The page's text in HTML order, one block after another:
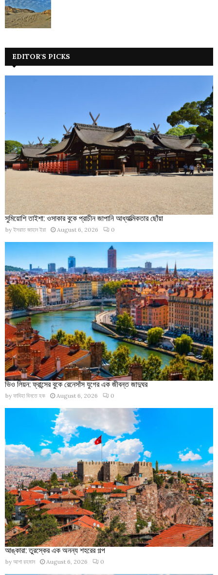
EDITOR'S PICKS
সুমিয়োশি তাইশা: ওসাকার বুকে প্রাচীন জাপানি আধ্যাত্মিকতার ছোঁয়া
by ইসরাত জাহান ইরা August 6, 2026 0
ভিও লিয়ন: ফ্রান্সের বুকে রেনেসাঁস যুগের এক জীবন্ত জাদুঘর
by ফাবিহা বিনতে হক August 6, 2026 0
আঙ্কারা: তুরস্কের এক অনন্য শহরের গল্প
by আশা রহমান August 6, 2026 0